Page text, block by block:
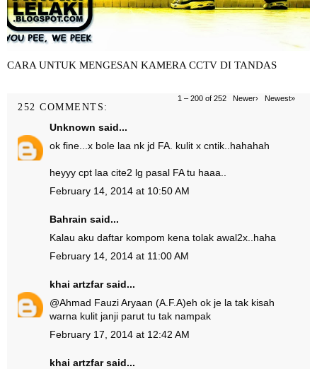
CARA UNTUK MENGESAN KAMERA CCTV DI TANDAS
252 COMMENTS:
1 – 200 of 252 Newer› Newest»
Unknown said...
ok fine...x bole laa nk jd FA. kulit x cntik..hahahah
heyyy cpt laa cite2 lg pasal FA tu haaa..
February 14, 2014 at 10:50 AM
Bahrain said...
Kalau aku daftar kompom kena tolak awal2x..haha
February 14, 2014 at 11:00 AM
khai artzfarsaid...
@Ahmad Fauzi Aryaan (A.F.A)eh ok je la tak kisah
warna kulit janji parut tu tak nampak
February 17, 2014 at 12:42 AM
khai artzfarsaid...